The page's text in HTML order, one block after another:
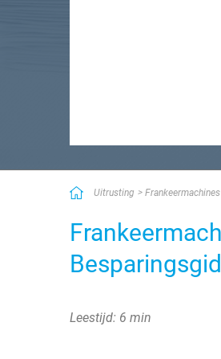
Uitrusting Frankeermachines
Leestijd: 6 min